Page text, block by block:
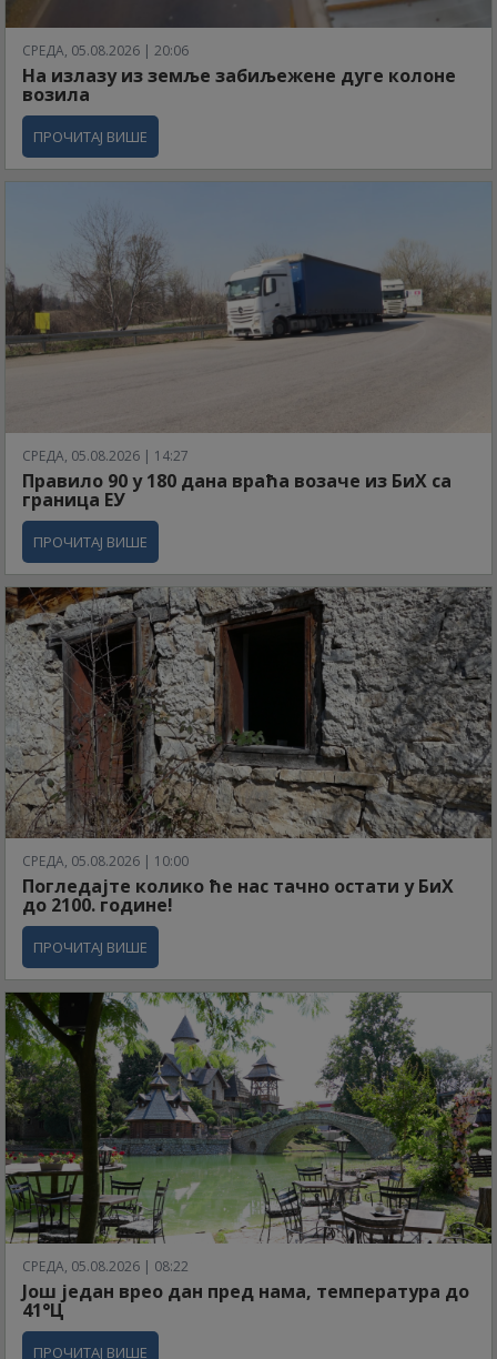
СРЕДА, 05.08.2026 | 20:06
На излазу из земље забиљежене дуге колоне
возила
ПРОЧИТАЈ ВИШЕ
СРЕДА, 05.08.2026 | 14:27
Правило 90 у 180 дана враћа возаче из БиХ са
граница ЕУ
ПРОЧИТАЈ ВИШЕ
СРЕДА, 05.08.2026 | 10:00
Погледајте колико ће нас тачно остати у БиХ
до 2100. године!
ПРОЧИТАЈ ВИШЕ
СРЕДА, 05.08.2026 | 08:22
Још један врео дан пред нама, температура до
41°Ц
ПРОЧИТАЈ ВИШЕ